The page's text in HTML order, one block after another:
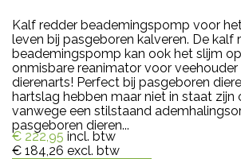
Kalf redder beademingspomp voor
leven bij pasgeboren kalveren. De kalf
beademingspomp kan ook het slijm
onmisbare reanimator voor veehouder
dierenarts! Perfect bij pasgeboren
hartslag hebben maar niet in staat zijn
vanwege een stilstaand
pasgeboren dieren...
€ 222,95 incl. btw
€ 184,26 excl. btw